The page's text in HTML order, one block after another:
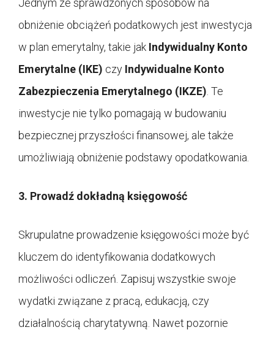
Jednym ze sprawdzonych sposobów na
obniżenie obciążeń podatkowych jest inwestycja
w plan emerytalny, takie jak Indywidualny Konto
Emerytalne (IKE) czy Indywidualne Konto
Zabezpieczenia Emerytalnego (IKZE). Te
inwestycje nie tylko pomagają w budowaniu
bezpiecznej przyszłości finansowej, ale także
umożliwiają obniżenie podstawy opodatkowania.
3. Prowadź dokładną księgowość
Skrupulatne prowadzenie księgowości może być
kluczem do identyfikowania dodatkowych
możliwości odliczeń. Zapisuj wszystkie swoje
wydatki związane z pracą, edukacją, czy
działalnością charytatywną. Nawet pozornie